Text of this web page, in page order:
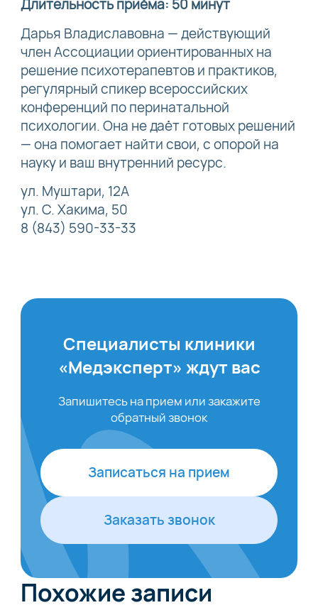
Длительность приёма: 50 минут
Дарья Владиславовна — действующий
член Ассоциации ориентированных на
решение психотерапевтов и практиков,
регулярный спикер всероссийских
конференций по перинатальной
психологии. Она не даёт готовых решений
— она помогает найти свои, с опорой на
науку и ваш внутренний ресурс.
ул. Муштари, 12А
ул. С. Хакима, 50
8 (843) 590-33-33
Специалисты клиники
«Медэксперт» ждут вас
Запишитесь на прием или закажите
обратный звонок
Записаться на прием
Заказать звонок
Похожие записи